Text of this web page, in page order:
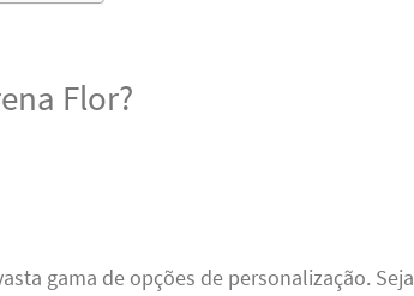
Flor?
gama de opções de personalização. Seja